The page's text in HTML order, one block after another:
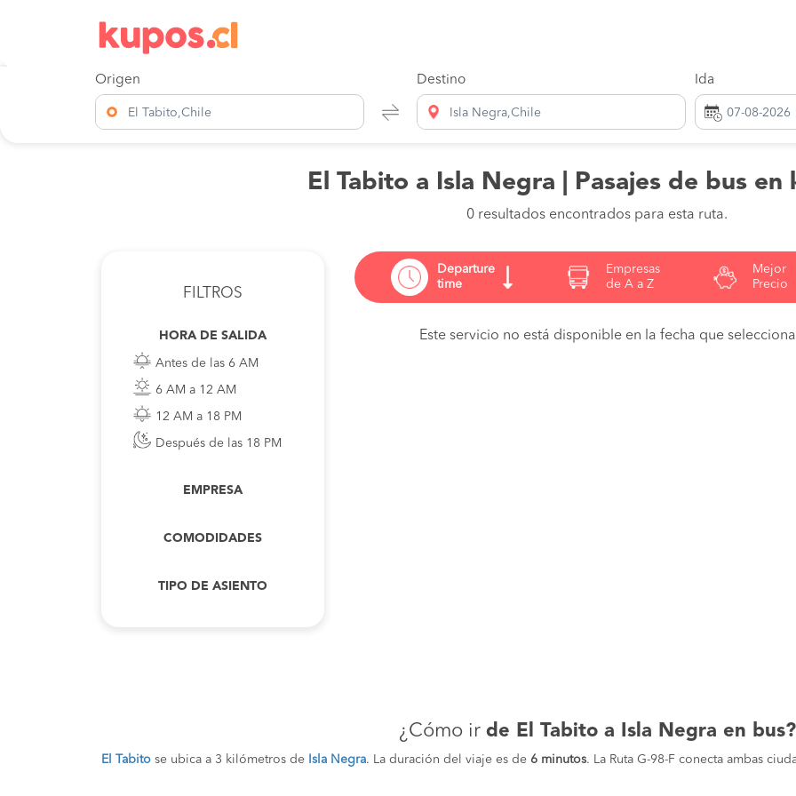
Origen
El Tabito,Chile
Destino
Isla Negra,Chile
Ida
El Tabito a Isla Negra | Pasajes de bus en
0 resultados encontrados para esta ruta.
FILTROS
HORA DE SALIDA
Antes de las 6 AM
6 AM a 12 AM
12 AM a 18 PM
Después de las 18 PM
EMPRESA
COMODIDADES
TIPO DE ASIENTO
Departure
time
Empresas
de A a Z
Mejor
Precio
Este servicio no está disponible en la fecha que
¿Cómo ir de El Tabito a Isla Negra en bus?
El Tabito se ubica a 3 kilómetros de Isla Negra. La duración del viaje es de 6 minutos. La Ruta G-98-F conecta ambas